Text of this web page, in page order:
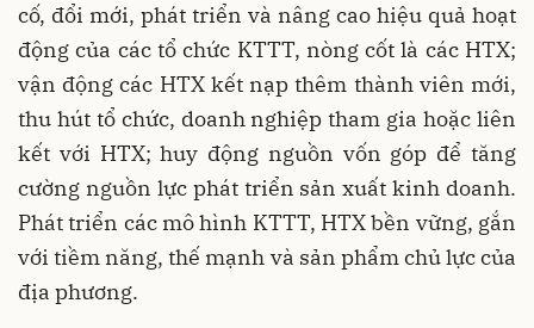
cố, đổi mới, phát triển và nâng cao hiệu quả hoạt
động của các tổ chức KTTT, nòng cốt là các HTX;
vận động các HTX kết nạp thêm thành viên mới,
thu hút tổ chức, doanh nghiệp tham gia hoặc liên
kết với HTX; huy động nguồn vốn góp để tăng
cường nguồn lực phát triển sản xuất kinh doanh.
Phát triển các mô hình KTTT, HTX bền vững, gắn
với tiềm năng, thế mạnh và sản phẩm chủ lực của
địa phương.